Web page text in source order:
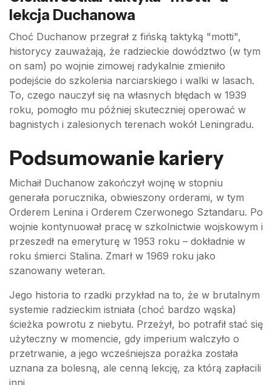
lekcja Duchanowa
Choć Duchanow przegrał z fińską taktyką "motti",
historycy zauważają, że radzieckie dowództwo (w tym
on sam) po wojnie zimowej radykalnie zmieniło
podejście do szkolenia narciarskiego i walki w lasach.
To, czego nauczył się na własnych błędach w 1939
roku, pomogło mu później skuteczniej operować w
bagnistych i zalesionych terenach wokół Leningradu.
Podsumowanie kariery
Michaił Duchanow zakończył wojnę w stopniu
generała porucznika, obwieszony orderami, w tym
Orderem Lenina i Orderem Czerwonego Sztandaru. Po
wojnie kontynuował pracę w szkolnictwie wojskowym i
przeszedł na emeryturę w 1953 roku – dokładnie w
roku śmierci Stalina. Zmarł w 1969 roku jako
szanowany weteran.
Jego historia to rzadki przykład na to, że w brutalnym
systemie radzieckim istniała (choć bardzo wąska)
ścieżka powrotu z niebytu. Przeżył, bo potrafił stać się
użyteczny w momencie, gdy imperium walczyło o
przetrwanie, a jego wcześniejsza porażka została
uznana za bolesną, ale cenną lekcję, za którą zapłacili